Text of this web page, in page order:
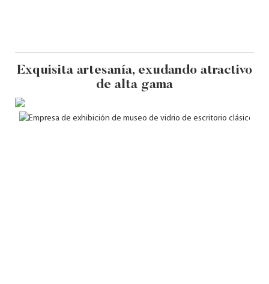
Exquisita artesanía, exudando atractivo
de alta gama